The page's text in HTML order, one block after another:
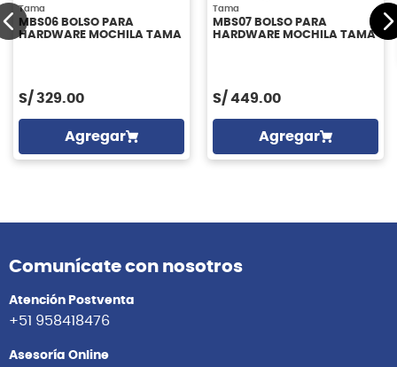
Tama
MBS06 BOLSO PARA
HARDWARE MOCHILA TAMA
S/ 329.00
Agregar
Tama
MBS07 BOLSO PARA
HARDWARE MOCHILA TAMA
S/ 449.00
Agregar
Comunícate con nosotros
Atención Postventa
+51 958418476
Asesoría Online